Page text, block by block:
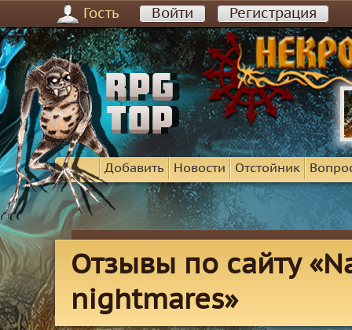
Гость Войти Регистрация
Добавить Новости Отстойник
Отзывы по сайту
nightmares»